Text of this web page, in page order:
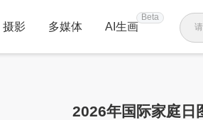
摄影 多媒体 AI生画
Beta
2026年国际家庭日